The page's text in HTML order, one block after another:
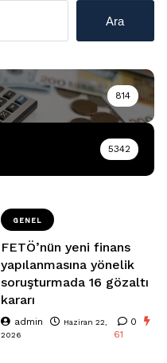
Ara
814
5342
GENEL
FETÖ’nün yeni finans
yapılanmasına yönelik
soruşturmada 16 gözaltı
kararı
admin
Haziran 22,
2026
0
61